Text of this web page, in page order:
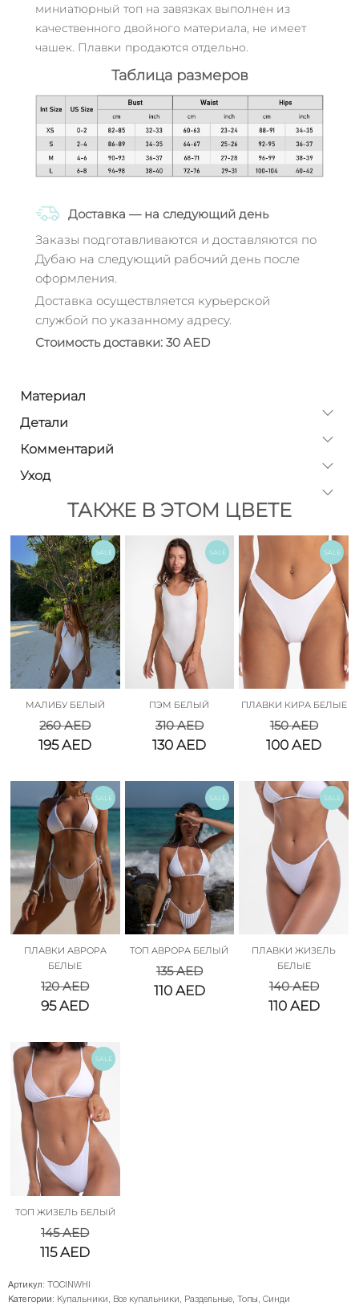
миниатюрный топ на завязках выполнен из
качественного двойного материала, не имеет
чашек. Плавки продаются отдельно.
Таблица размеров
Доставка — на следующий день
Заказы подготавливаются и доставляются по
Дубаю на следующий рабочий день после
оформления.
Доставка осуществляется курьерской
службой по указанному адресу.
Стоимость доставки: 30 AED
Материал
Детали
Комментарий
Уход
ТАКЖЕ В ЭТОМ ЦВЕТЕ
SALE
МАЛИБУ БЕЛЫЙ
260AED
195AED
SALE
ПЭМ БЕЛЫЙ
310AED
130AED
SALE
ПЛАВКИ КИРА БЕЛЫЕ
150AED
100AED
SALE
ПЛАВКИ АВРОРА
БЕЛЫЕ
120AED
95AED
SALE
ТОП АВРОРА БЕЛЫЙ
135AED
110 AED
SALE
ПЛАВКИ ЖИЗЕЛЬ
БЕЛЫЕ
140AED
110 AED
SALE
ТОП ЖИЗЕЛЬ БЕЛЫЙ
145AED
115AED
Артикул:
TOCINWHI
Категории: Купальники Все купальники Раздельные Топы Синди